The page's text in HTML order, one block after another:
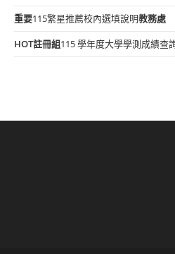
重要115繁星推薦校內選填說明教務處
HOT註冊組115 學年度大學學測成績查